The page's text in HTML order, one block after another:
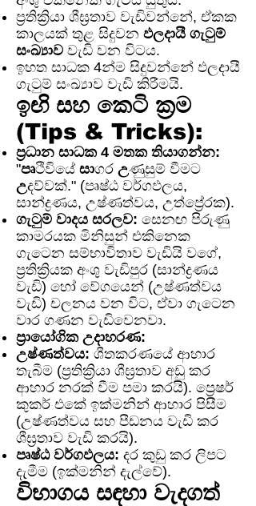
ප්‍රතික්‍රියා ශීඝ්‍රතාව වැඩිවන්නේ, ඒකක
කාලයක් තුළ සිදුවන ඵලදායී ගැටුම්
සංඛ්‍යාව වැඩි වන විටය.
ඉහත සාධක 4න්ම සිදුවන්නේ ඵලදායී
ගැටුම් සංඛ්‍යාව වැඩි කිරීමයි.
ඉඟි සහ කෙටි ක්‍රම
(Tips & Tricks):
ප්‍රධාන සාධක 4 මතක තියාගන්න:
"පෘථිවියේ සාගර උණුසුම් වීමට
උදව්වක්." (පෘෂ්ඨ වර්ගඵලය,
සාන්ද්‍රණය, උෂ්ණත්වය, උත්ප්‍රේරක).
ගැටුම් වාදය සරලව: සෙනඟ පිරුණු
කාමරයක මිනිසුන් එකිනෙක
ගැටෙන සම්භාවිතාව වැඩියි වගේ,
ප්‍රතික්‍රියක අංශු වැඩිපුර (සාන්ද්‍රණය
වැඩි) හෝ වේගයෙන් (උෂ්ණත්වය
වැඩි) චලනය වන විට, ඒවා ගැටෙන
වාර ගණන වැඩිවෙනවා.
ප්‍රායෝගික උදාහරණ:
උෂ්ණත්වය: ශීතකරණයේ ආහාර
තැබීම (ප්‍රතික්‍රියා ශීඝ්‍රතාව අඩු කර
ආහාර නරක් වීම පමා කරයි). ප්‍රෙෂර්
කුකර් එකේ ඉක්මනින් ආහාර පිසීම
(උෂ්ණත්වය සහ පීඩනය වැඩි කර
ශීඝ්‍රතාව වැඩි කරයි).
පෘෂ්ඨ වර්ගඵලය: දර කුඩු කර ලිපට
දැමීම (ඉක්මනින් දැල්වේ).
විභාගය සඳහා වැදගත්